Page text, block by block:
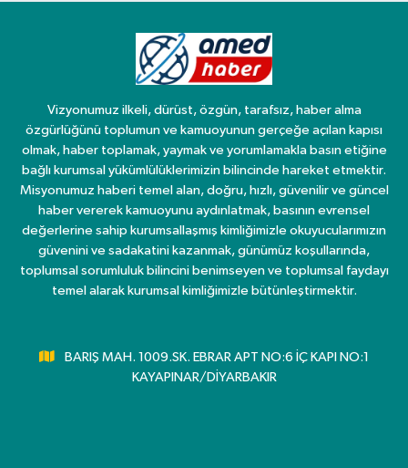
Vizyonumuz ilkeli, dürüst, özgün, tarafsız, haber alma
özgürlüğünü toplumun ve kamuoyunun gerçeğe açılan kapısı
olmak, haber toplamak, yaymak ve yorumlamakla basın etiğine
bağlı kurumsal yükümlülüklerimizin bilincinde hareket etmektir.
Misyonumuz haberi temel alan, doğru, hızlı, güvenilir ve güncel
haber vererek kamuoyunu aydınlatmak, basının evrensel
değerlerine sahip kurumsallaşmış kimliğimizle okuyucularımızın
güvenini ve sadakatini kazanmak, günümüz koşullarında,
toplumsal sorumluluk bilincini benimseyen ve toplumsal faydayı
temel alarak kurumsal kimliğimizle bütünleştirmektir.
BARIŞ MAH. 1009.SK. EBRAR APT NO:6 İÇ KAPI NO:1
KAYAPINAR/DİYARBAKIR